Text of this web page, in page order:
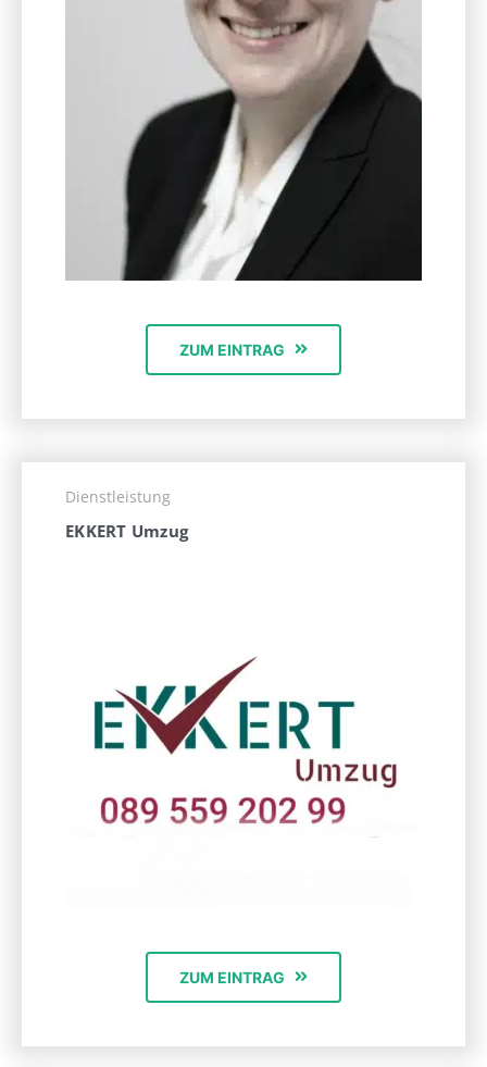
ZUM EINTRAG
Dienstleistung
EKKERT Umzug
ZUM EINTRAG